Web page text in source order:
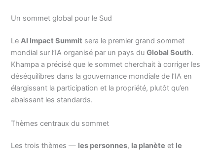
Un sommet global pour le Sud
LeAI Impact Summit sera le premier grand sommet
mondial sur l’IA organisé par un pays duGlobal South.
Khampa a précisé que le sommet cherchait à corriger les
déséquilibres dans la gouvernance mondiale de l’IA en
élargissant la participation et la propriété, plutôt qu’en
abaissant les standards.
Thèmes centraux du sommet
Les trois thèmes — les personnes, la planète et le